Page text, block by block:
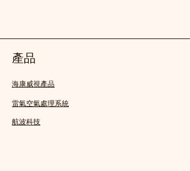
產品
海康威視產品
雷氣空氣處理系統
航波科技